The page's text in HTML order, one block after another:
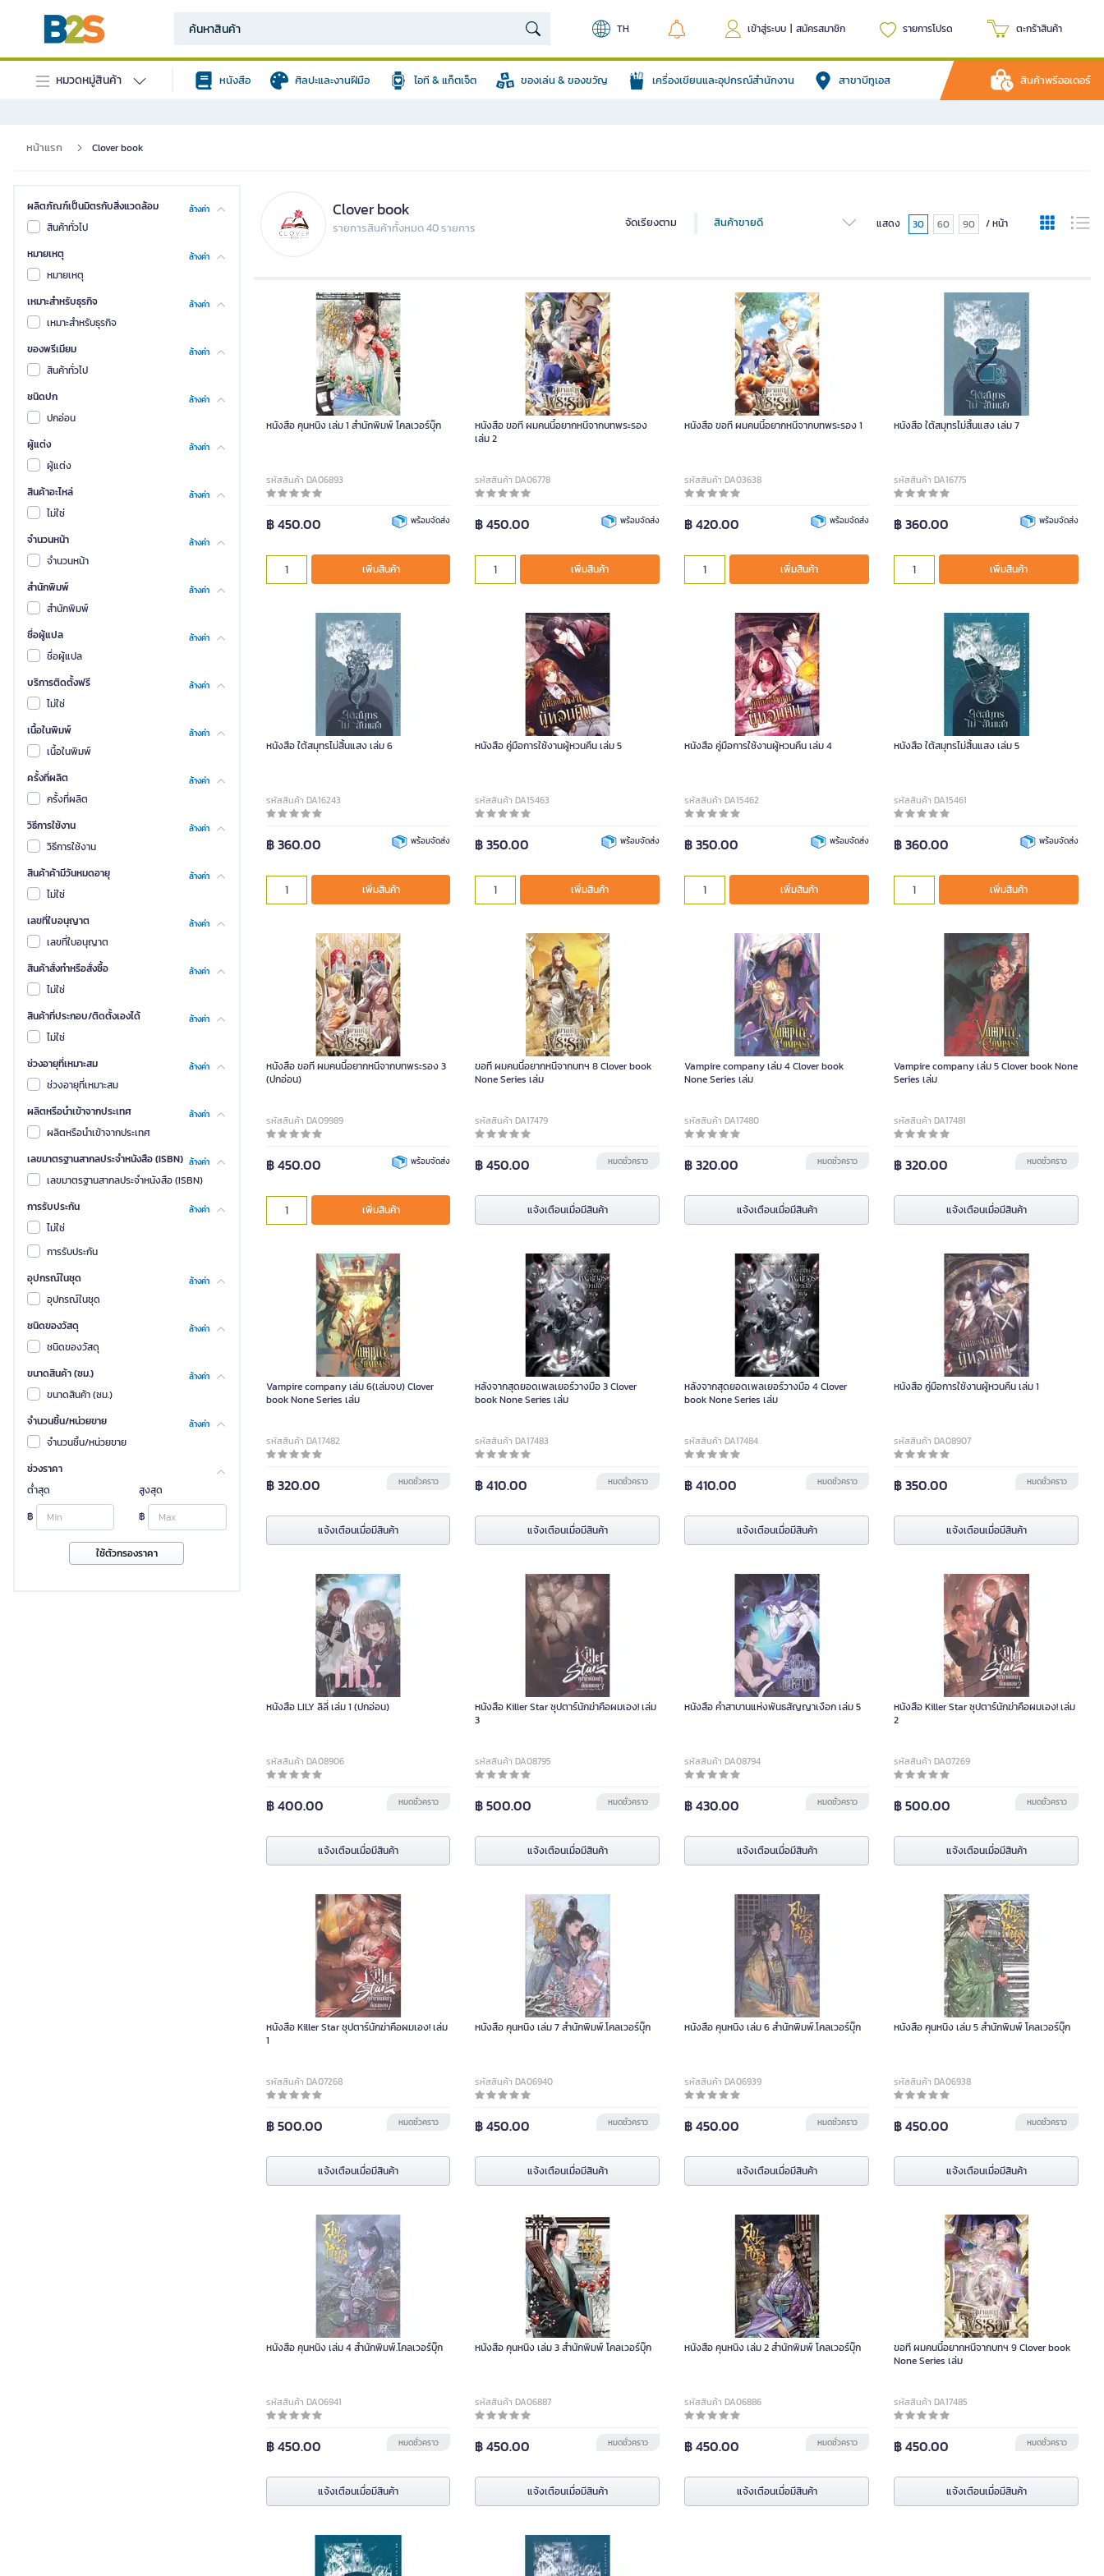
TH เข้าสู่ระบบ | สมัครสมาชิก รายการโปรด ตะกร้าสินค้า
หมวดหมู่สินค้า หนังสือ ศิลปะและงานฝีมือ ไอที & แก็ตเจ็ต ของเล่น & ของขวัญ เครื่องเขียนและอุปกรณ์สำนักงาน สาขาบีทูเอส สินค้าพรีออเดอร์
หน้าแรก Clover book
ผลิตภัณฑ์เป็นมิตรกับสิ่งแวดล้อม ล้างค่า
สินค้าทั่วไป
หมายเหตุ
ล้างค่า
หมายเหตุ
เหมาะสำหรับธุรกิจ
ล้างค่า
เหมาะสำหรับธุรกิจ
ของพรีเมียม
ล้างค่า
สินค้าทั่วไป
ชนิดปก
ล้างค่า
ปกอ่อน
ผู้แต่ง
ล้างค่า
ผู้แต่ง
สินค้าอะไหล่
ล้างค่า
ไม่ใช่
จำนวนหน้า
ล้างค่า
จำนวนหน้า
สำนักพิมพ์
ล้างค่า
สำนักพิมพ์
ชื่อผู้แปล
ล้างค่า
ชื่อผู้แปล
บริการติดตั้งฟรี
ล้างค่า
ไม่ใช่
เนื้อในพิมพ์
ล้างค่า
เนื้อในพิมพ์
ครั้งที่ผลิต
ล้างค่า
ครั้งที่ผลิต
วิธีการใช้งาน
ล้างค่า
วิธีการใช้งาน
สินค้าค้ามีวันหมดอายุ
ล้างค่า
ไม่ใช่
เลขที่ใบอนุญาต
ล้างค่า
เลขที่ใบอนุญาต
สินค้าสั่งทำหรือสั่งซื้อ
ล้างค่า
ไม่ใช่
สินค้าที่ประกอบ/ติดตั้งเองได้
ล้างค่า
ไม่ใช่
ช่วงอายุที่เหมาะสม
ล้างค่า
ช่วงอายุที่เหมาะสม
ผลิตหรือนำเข้าจากประเทศ
ล้างค่า
ผลิตหรือนำเข้าจากประเทศ
เลขมาตรฐานสากลประจำหนังสือ (ISBN) ล้างค่า
เลขมาตรฐานสากลประจำหนังสือ (ISBN)
การรับประกัน
ล้างค่า
ไม่ใช่
การรับประกัน
อุปกรณ์ในชุด
ล้างค่า
อุปกรณ์ในชุด
ชนิดของวัสดุ
ล้างค่า
ชนิดของวัสดุ
ขนาดสินค้า (ซม.)
ล้างค่า
ขนาดสินค้า (ซม.)
จำนวนชิ้น/หน่วยขาย
ล้างค่า
จำนวนชิ้น/หน่วยขาย
ช่วงราคา
ต่ำสุด
฿
สูงสุด
฿
ใช้ตัวกรองราคา
Clover book
รายการสินค้าทั้งหมด 40 รายการ จัดเรียงตาม สินค้าขายดี แสดง 30 60 90 / หน้า
หนังสือ คุนหนิง เล่ม 1 สำนักพิมพ์ โคลเวอร์บุ๊ก
รหัสสินค้า DA06893
฿ 450.00 พร้อมจัดส่ง
เพิ่มสินค้า
หนังสือ ขอที ผมคนนี้อยากหนีจากบทพระรอง
เล่ม 2
รหัสสินค้า DA06778
฿ 450.00 พร้อมจัดส่ง
เพิ่มสินค้า
หนังสือ ขอที ผมคนนี้อยากหนีจากบทพระรอง 1
รหัสสินค้า DA03638
฿ 420.00 พร้อมจัดส่ง
เพิ่มสินค้า
หนังสือ ใต้สมุทรไม่สิ้นแสง เล่ม 7
รหัสสินค้า DA16775
฿ 360.00 พร้อมจัดส่ง
เพิ่มสินค้า
หนังสือ ใต้สมุทรไม่สิ้นแสง เล่ม 6
รหัสสินค้า DA16243
฿ 360.00 พร้อมจัดส่ง
เพิ่มสินค้า
หนังสือ คู่มือการใช้งานผู้หวนคืน เล่ม 5
รหัสสินค้า DA15463
฿ 350.00 พร้อมจัดส่ง
เพิ่มสินค้า
หนังสือ คู่มือการใช้งานผู้หวนคืน เล่ม 4
รหัสสินค้า DA15462
฿ 350.00 พร้อมจัดส่ง
เพิ่มสินค้า
หนังสือ ใต้สมุทรไม่สิ้นแสง เล่ม 5
รหัสสินค้า DA15461
฿ 360.00 พร้อมจัดส่ง
เพิ่มสินค้า
หนังสือ ขอที ผมคนนี้อยากหนีจากบทพระรอง 3
(ปกอ่อน)
รหัสสินค้า DA09989
฿ 450.00 พร้อมจัดส่ง
เพิ่มสินค้า
ขอที ผมคนนี้อยากหนีจากบทฯ 8 Clover book
None Series เล่ม
รหัสสินค้า DA17479
฿ 450.00 หมดชั่วคราว
แจ้งเตือนเมื่อมีสินค้า
Vampire company เล่ม 4 Clover book
None Series เล่ม
รหัสสินค้า DA17480
฿ 320.00 หมดชั่วคราว
แจ้งเตือนเมื่อมีสินค้า
Vampire company เล่ม 5 Clover book None
Series เล่ม
รหัสสินค้า DA17481
฿ 320.00 หมดชั่วคราว
แจ้งเตือนเมื่อมีสินค้า
Vampire company เล่ม 6(เล่มจบ) Clover
book None Series เล่ม
รหัสสินค้า DA17482
฿ 320.00 หมดชั่วคราว
แจ้งเตือนเมื่อมีสินค้า
หลังจากสุดยอดเพลเยอร์วางมือ 3 Clover
book None Series เล่ม
รหัสสินค้า DA17483
฿ 410.00 หมดชั่วคราว
แจ้งเตือนเมื่อมีสินค้า
หลังจากสุดยอดเพลเยอร์วางมือ 4 Clover
book None Series เล่ม
รหัสสินค้า DA17484
฿ 410.00 หมดชั่วคราว
แจ้งเตือนเมื่อมีสินค้า
หนังสือ คู่มือการใช้งานผู้หวนคืน เล่ม 1
รหัสสินค้า DA08907
฿ 350.00 หมดชั่วคราว
แจ้งเตือนเมื่อมีสินค้า
หนังสือ LILY ลิลี่ เล่ม 1 (ปกอ่อน)
รหัสสินค้า DA08906
฿ 400.00 หมดชั่วคราว
แจ้งเตือนเมื่อมีสินค้า
หนังสือ Killer Star ซุปตาร์นักฆ่าคือผมเอง! เล่ม
3
รหัสสินค้า DA08795
฿ 500.00 หมดชั่วคราว
แจ้งเตือนเมื่อมีสินค้า
หนังสือ คำสาบานแห่งพันธสัญญาเงือก เล่ม 5
รหัสสินค้า DA08794
฿ 430.00 หมดชั่วคราว
แจ้งเตือนเมื่อมีสินค้า
หนังสือ Killer Star ซุปตาร์นักฆ่าคือผมเอง! เล่ม
2
รหัสสินค้า DA07269
฿ 500.00 หมดชั่วคราว
แจ้งเตือนเมื่อมีสินค้า
หนังสือ Killer Star ซุปตาร์นักฆ่าคือผมเอง! เล่ม
1
รหัสสินค้า DA07268
฿ 500.00 หมดชั่วคราว
แจ้งเตือนเมื่อมีสินค้า
หนังสือ คุนหนิง เล่ม 7 สำนักพิมพ์.โคลเวอร์บุ๊ก
รหัสสินค้า DA06940
฿ 450.00 หมดชั่วคราว
แจ้งเตือนเมื่อมีสินค้า
หนังสือ คุนหนิง เล่ม 6 สำนักพิมพ์.โคลเวอร์บุ๊ก
รหัสสินค้า DA06939
฿ 450.00 หมดชั่วคราว
แจ้งเตือนเมื่อมีสินค้า
หนังสือ คุนหนิง เล่ม 5 สำนักพิมพ์ โคลเวอร์บุ๊ก
รหัสสินค้า DA06938
฿ 450.00 หมดชั่วคราว
แจ้งเตือนเมื่อมีสินค้า
หนังสือ คุนหนิง เล่ม 4 สำนักพิมพ์.โคลเวอร์บุ๊ก
รหัสสินค้า DA06941
฿ 450.00 หมดชั่วคราว
แจ้งเตือนเมื่อมีสินค้า
หนังสือ คุนหนิง เล่ม 3 สำนักพิมพ์ โคลเวอร์บุ๊ก
รหัสสินค้า DA06887
฿ 450.00 หมดชั่วคราว
แจ้งเตือนเมื่อมีสินค้า
หนังสือ คุนหนิง เล่ม 2 สำนักพิมพ์ โคลเวอร์บุ๊ก
รหัสสินค้า DA06886
฿ 450.00 หมดชั่วคราว
แจ้งเตือนเมื่อมีสินค้า
ขอที ผมคนนี้อยากหนีจากบทฯ 9 Clover book
None Series เล่ม
รหัสสินค้า DA17485
฿ 450.00 หมดชั่วคราว
แจ้งเตือนเมื่อมีสินค้า